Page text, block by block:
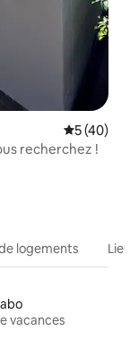
5 (40)
recherchez !
logements
vacances